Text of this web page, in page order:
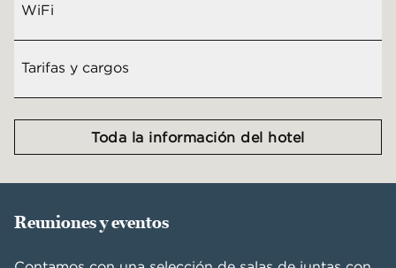
WiFi
Tarifas y cargos
Toda la información del hotel
Reuniones y eventos